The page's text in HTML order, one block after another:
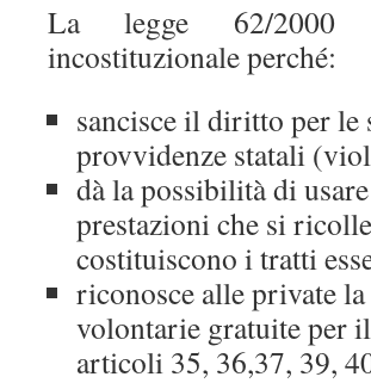
La legge 62/2000
incostituzionale perché:
sancisce il diritto per le
provvidenze statali
dà la possibilità di
prestazioni che si
costituiscono i tratti
riconosce alle private
volontarie gratuite per
articoli 35, 36,37, 39,